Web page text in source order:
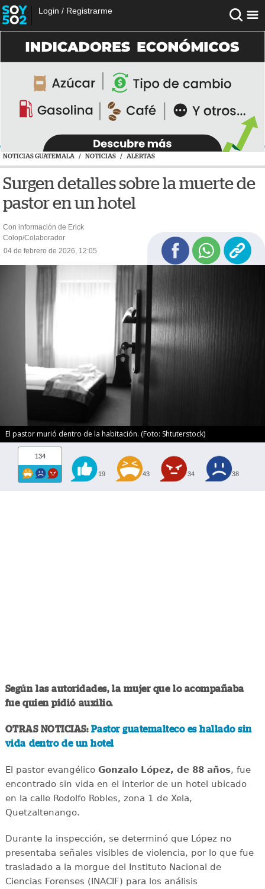
Login / Registrarme
NOTICIAS GUATEMALA / NOTICIAS / ALERTAS
Surgen detalles sobre la muerte de
pastor en un hotel
Con información de Erick
Colop/Colaborador
04 de febrero de 2026, 12:05
El pastor murió dentro de la habitación. (Foto: Shtuterstock)
134
19 43 34 38
Según las autoridades, la mujer que lo acompañaba
fue quien pidió auxilio.
OTRAS NOTICIAS: Pastor guatemalteco es hallado sin
vida dentro de un hotel
El pastor evangélico Gonzalo López, de 88 años, fue
encontrado sin vida en el interior de un hotel ubicado
en la calle Rodolfo Robles, zona 1 de Xela,
Quetzaltenango.
Durante la inspección, se determinó que López no
presentaba señales visibles de violencia, por lo que fue
trasladado a la morgue del Instituto Nacional de
Ciencias Forenses (INACIF) para los análisis